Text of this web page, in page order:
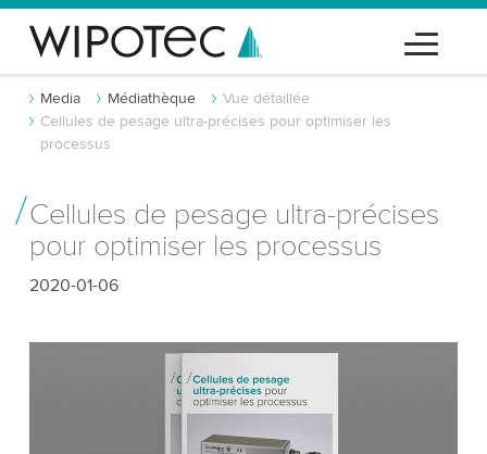
Media Médiathèque
Vue détaillée
Cellules de pesage ultra-précises pour optimiser les
processus
Cellules de pesage ultra-précises
pour optimiser les processus
2020-01-06